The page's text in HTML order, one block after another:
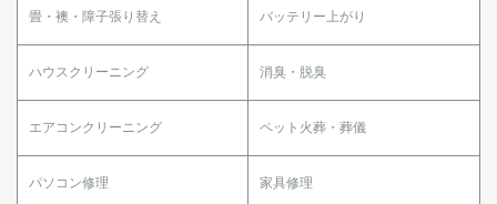
畳・襖・障子張り替え バッテリー上がり
ハウスクリーニング 消臭・脱臭
エアコンクリーニング ペット火葬・葬儀
パソコン修理 家具修理